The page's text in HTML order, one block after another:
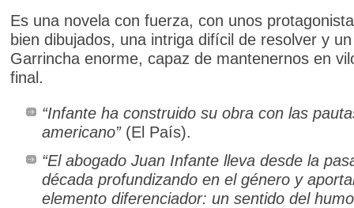
Es una novela con fuerza, con unos
bien dibujados, una intriga difícil de resolver y un
Garrincha enorme, capaz de mantenernos en
final.
“Infante ha construido su obra con las
americano”(El País).
“El abogado Juan Infante lleva desde la
década profundizando en el género y
elemento diferenciador: un sentido del